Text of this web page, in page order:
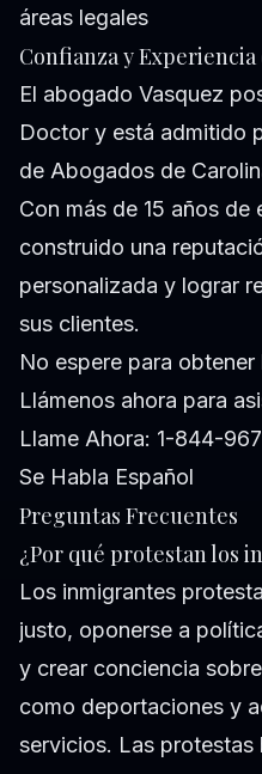
áreas legales
Confianza y Experiencia
El abogado Vasquez
Doctor y está admitido
de Abogados de
Con más de 15 años de
construido una
personalizada y lograr
sus clientes.
No espere para
Llámenos ahora para
Llame Ahora: 1-844-
Se Habla Español
Preguntas Frecuentes
¿Por qué protestan los
Los inmigrantes
justo, oponerse a
y crear conciencia
como deportaciones y
servicios. Las protestas